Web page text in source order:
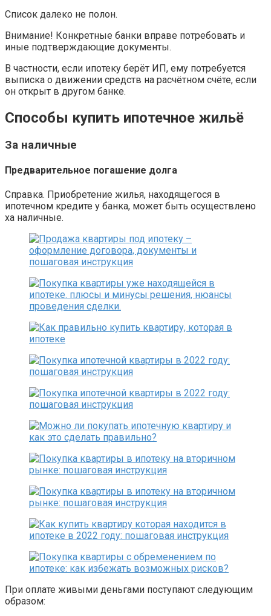
Список далеко не полон.
Внимание! Конкретные банки вправе потребовать и
иные подтверждающие документы.
В частности, если ипотеку берёт ИП, ему потребуется
выписка о движении средств на расчётном счёте, если
он открыт в другом банке.
Способы купить ипотечное жильё
За наличные
Предварительное погашение долга
Справка. Приобретение жилья, находящегося в
ипотечном кредите у банка, может быть осуществлено
ха наличные.
При оплате живыми деньгами поступают следующим
образом: